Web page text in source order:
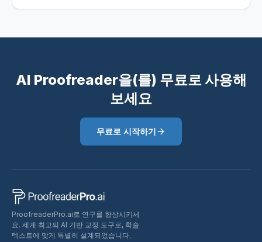
AI Proofreader을(를) 무료로 사용해
보세요
무료로 시작하기
ProofreaderPro.ai로 연구를 향상시키세
요. 세계 최고의 AI 기반 교정 도구로, 학술
텍스트에 맞게 특별히 설계되었습니다.